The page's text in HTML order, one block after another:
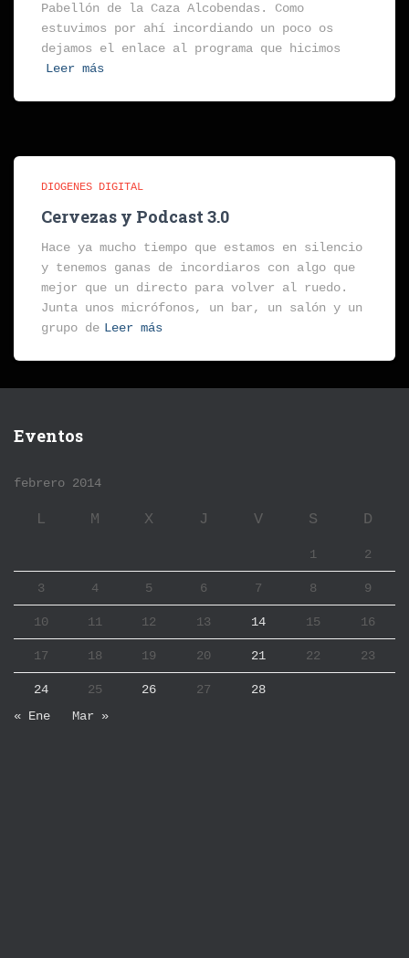
Pabellón de la Caza Alcobendas. Como
estuvimos por ahí incordiando un poco os
dejamos el enlace al programa que hicimos
Leer más
DIOGENES DIGITAL
Cervezas y Podcast 3.0
Hace ya mucho tiempo que estamos en silencio
y tenemos ganas de incordiaros con algo que
mejor que un directo para volver al ruedo.
Junta unos micrófonos, un bar, un salón y un
grupo de Leer más
Eventos
febrero 2014
L M X J V S D
1 2
3 4 5 6 7 8 9
10 11 12 13 14 15 16
17 18 19 20 21 22 23
24 25 26 27
28
« Ene
Mar »